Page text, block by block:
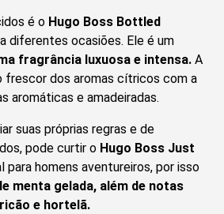
é o Hugo Boss Bottled
diferentes ocasiões. Ele é um
fragrância luxuosa e intensa.A
frescor dos aromas cítricos com a
aromáticas e amadeiradas.
suas próprias regras e de
pode curtir o Hugo Boss Just
para homens aventureiros, por isso
menta gelada, além de notas
e hortelã.